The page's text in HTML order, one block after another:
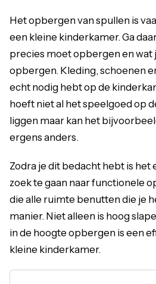
Het opbergen van spullen is
een kleine kinderkamer. Ga
precies moet opbergen en wat
opbergen. Kleding, schoenen
echt nodig hebt op de
hoeft niet al het speelgoed op
liggen maar kan het
ergens anders.
Zodra je dit bedacht hebt is het
zoek te gaan naar functionele
die alle ruimte benutten die je
manier. Niet alleen is hoog
in de hoogte opbergen is een
kleine kinderkamer.